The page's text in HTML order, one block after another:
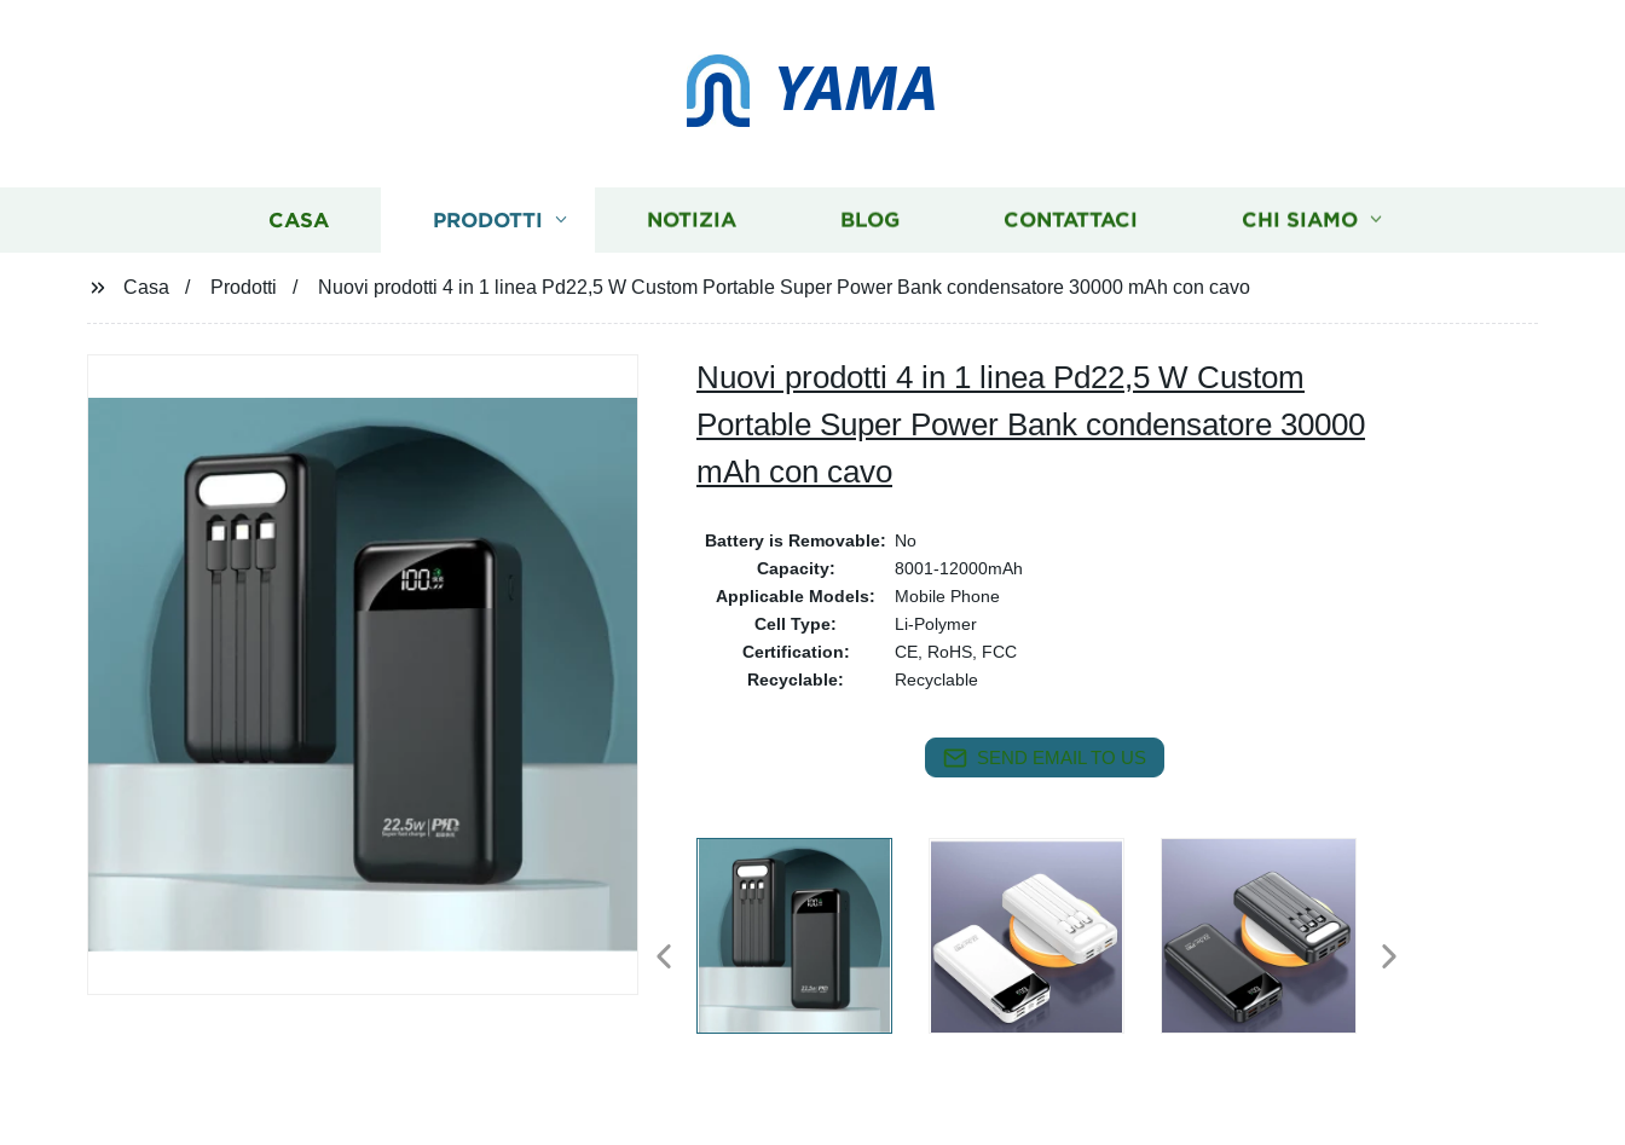
YAMA
CASA PRODOTTI NOTIZIA BLOG CONTATTACI CHI SIAMO
Casa Prodotti Nuovi prodotti 4 in 1 linea Pd22,5 W Custom Portable Super Power Bank condensatore 30000 mAh con cavo
Nuovi prodotti 4 in 1 linea Pd22,5 W Custom
Portable Super Power Bank condensatore 30000
mAh con cavo
Battery is Removable: No
Capacity:
8001-12000mAh
Applicable Models:
Mobile Phone
Cell Type:
Li-Polymer
Certification:
CE, RoHS, FCC
Recyclable:
Recyclable
SEND EMAIL TO US